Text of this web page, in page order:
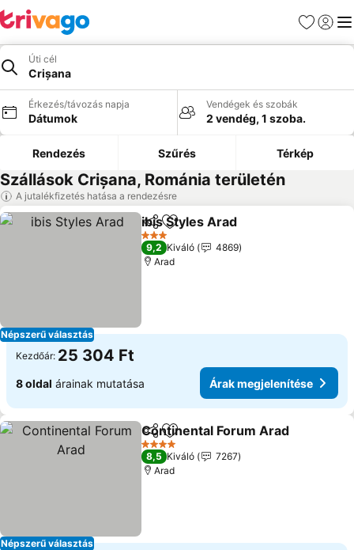
Kedvencek
Úti cél
Crișana
Érkezés/távozás napja
Dátumok
Vendégek és szobák
2 vendég, 1 szoba.
Rendezés Szűrés Térkép
Szállások Crișana, Románia területén
A jutalékfizetés hatása a rendezésre
Népszerű választás
Megosztás
Hozzáadás a kedvencekhez
ibis Styles Arad
3 Kategória
9,2 Kiváló
4869
Arad
Kezdőár: 25 304 Ft
8 oldal árainak mutatása Árak megjelenítése
Népszerű választás
Megosztás
Hozzáadás a kedvencekhez
Continental Forum Arad
4 Kategória
8,5 Kiváló
7267
Arad